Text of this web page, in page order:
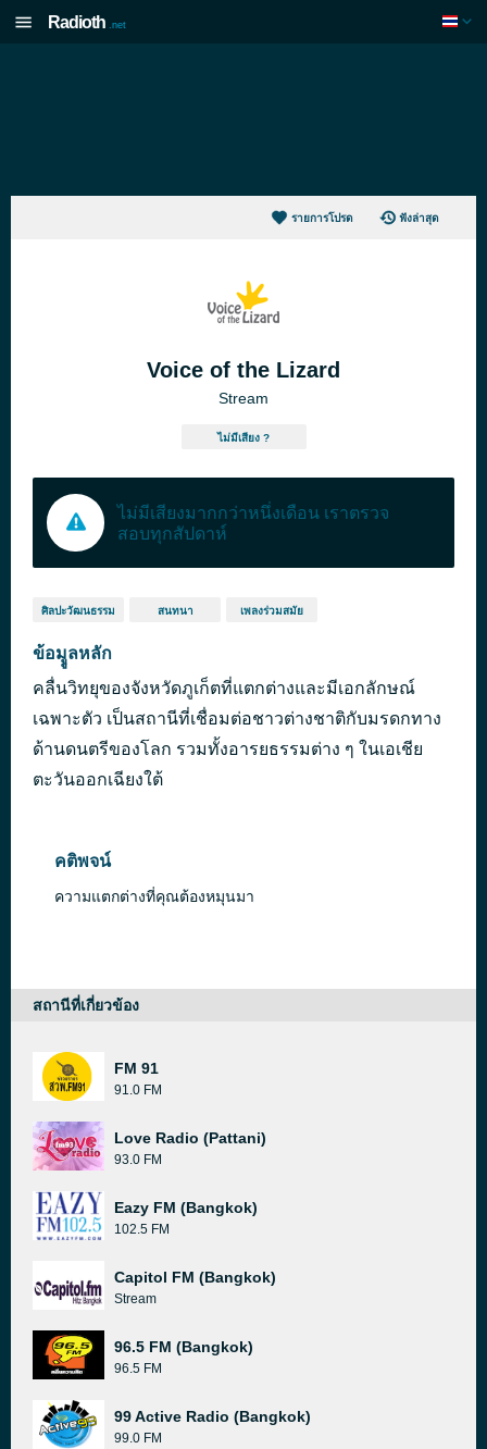
Radioth .net
รายการโปรด ฟังล่าสุด
Voice of the Lizard
Stream
ไม่มีเสียง ?
ไม่มีเสียงมากกว่าหนึ่งเดือน เราตรวจ
สอบทุกสัปดาห์
ศิลปะวัฒนธรรม สนทนา เพลงร่วมสมัย
ข้อมููลหลัก
คลื่นวิทยุของจังหวัดภูเก็ตที่แตกต่างและมีเอกลักษณ์
เฉพาะตัว เป็นสถานีที่เชื่อมต่อชาวต่างชาติกับมรดกทาง
ด้านดนตรีของโลก รวมทั้งอารยธรรมต่าง ๆ ในเอเชีย
ตะวันออกเฉียงใต้
คติพจน์
ความแตกต่างที่คุณต้องหมุนมา
สถานีที่เกี่ยวข้อง
FM 91
91.0 FM
Love Radio (Pattani)
93.0 FM
Eazy FM (Bangkok)
102.5 FM
Capitol FM (Bangkok)
Stream
96.5 FM (Bangkok)
96.5 FM
99 Active Radio (Bangkok)
99.0 FM